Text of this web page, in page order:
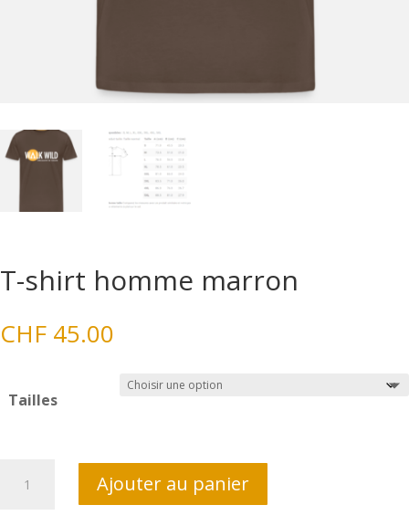
T-shirt homme marron
CHF 45.00
Tailles
Ajouter au panier